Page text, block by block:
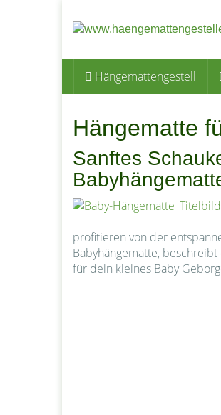
Hängemattengestell
Hängematte
Sanftes
profitieren von der
Babyhängematte,
für dein kleines Baby